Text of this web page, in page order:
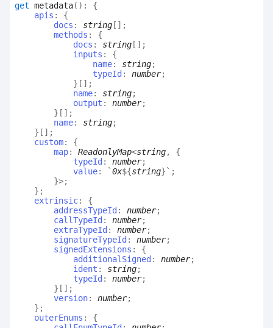
get metadata( ) : {
apis : {
docs : string [] ;
methods : {
docs : string [] ;
inputs : {
name: string;
typeId : number;
} [] ;
name: string;
output : number;
} [] ;
name: string;
} [] ;
custom: {
map: ReadonlyMap<string, {
typeId : number;
value: `0x${string} ` ;
}>;
} ;
extrinsic: {
addressTypeId : number;
callTypeId : number;
extraTypeId : number;
signatureTypeId : number;
signedExtensions : {
additionalSigned : number;
ident : string;
typeId : number;
} [] ;
version: number;
} ;
outerEnums : {